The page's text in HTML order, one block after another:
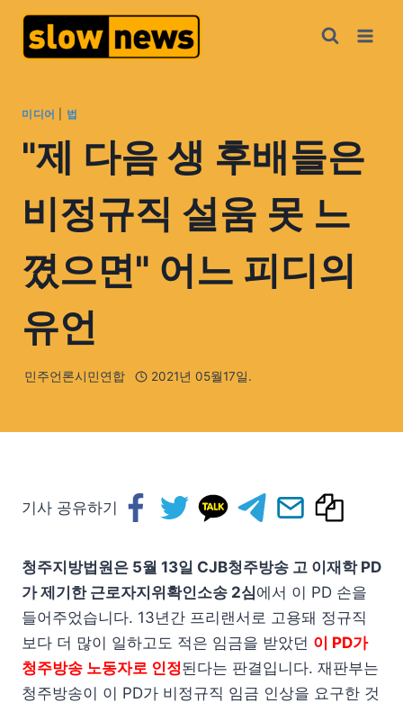
미디어 법
"제 다음 생 후배들은
비정규직 설움 못 느
꼈으면" 어느 피디의
유언
민주언론시민연합 2021년 05월17일.
기사 공유하기
청주지방법원은 5월 13일 CJB청주방송 고 이재학 PD
가 제기한 근로자지위확인소송 2심에서 이 PD 손을
들어주었습니다. 13년간 프리랜서로 고용돼 정규직
보다 더 많이 일하고도 적은 임금을 받았던 이 PD가
청주방송 노동자로 인정된다는 판결입니다. 재판부는
청주방송이 이 PD가 비정규직 임금 인상을 요구한 것